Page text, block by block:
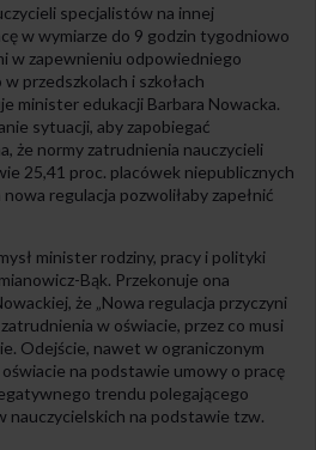
specjalistów na innej
w wymiarze do 9 godzin tygodniowo
w zapewnieniu odpowiedniego
przedszkolach i szkołach
minister edukacji Barbara Nowacka.
sytuacji, aby zapobiegać
że normy zatrudnienia nauczycieli
25,41 proc. placówek niepublicznych
regulacja pozwoliłaby zapełnić
minister rodziny, pracy i polityki
Bąk. Przekonuje ona
że „Nowa regulacja przyczyni
w oświacie, przez co musi
Odejście, nawet w ograniczonym
na podstawie umowy o pracę
trendu polegającego
nauczycielskich na podstawie tzw.